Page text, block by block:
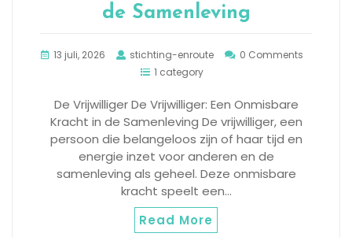
de Samenleving
13 juli, 2026 stichting-enroute
0 Comments
1 category
De Vrijwilliger De Vrijwilliger: Een Onmisbare
Kracht in de Samenleving De vrijwilliger, een
persoon die belangeloos zijn of haar tijd en
energie inzet voor anderen en de
samenleving als geheel. Deze onmisbare
kracht speelt een…
Read More